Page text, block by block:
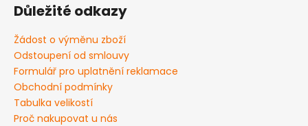
Důležité odkazy
Žádost o výměnu zboží
Odstoupení od smlouvy
Formulář pro uplatnění reklamace
Obchodní podmínky
Tabulka velikostí
Proč nakupovat u nás